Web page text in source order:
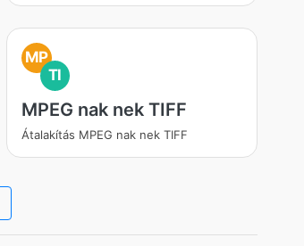
MP
TI
MPEG nak nek TIFF
Átalakítás MPEG nak nek TIFF